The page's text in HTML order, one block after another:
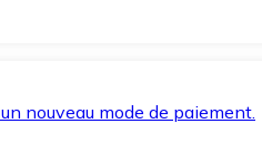
nouveau mode de paiement.